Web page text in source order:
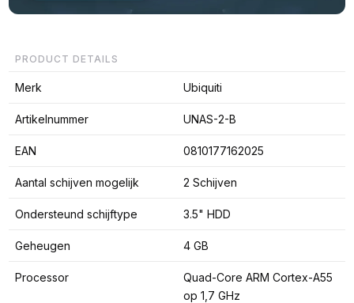
PRODUCT DETAILS
Merk Ubiquiti
Artikelnummer UNAS-2-B
EAN 0810177162025
Aantal schijven mogelijk 2 Schijven
Ondersteund schijftype 3.5" HDD
Geheugen 4 GB
Processor
Quad-Core ARM Cortex-A55
op 1,7 GHz